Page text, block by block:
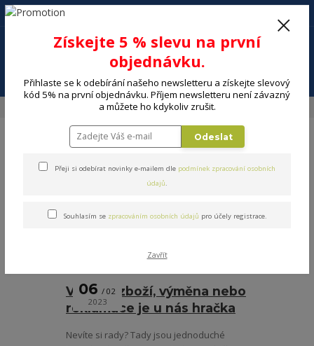
+420 602 494 600
Blog
Nejnovější články
Vrácení zboží, výměna nebo
reklamace je u nás hračka
06
02
2023
Nevíte si rady? Tady jsou jednoduché
Získejte 5 % slevu na první
objednávku.
Přihlaste se k odebírání našeho newsletteru a získejte slevový
kód 5% na první objednávku. Příjem newsletteru není závazný
a můžete ho kdykoliv zrušit.
Odeslat
Přeji si odebírat novinky e-mailem dle podmínek zpracování osobních
údajů.
Souhlasím se zpracováním osobních údajů pro účely registrace.
Zavřít